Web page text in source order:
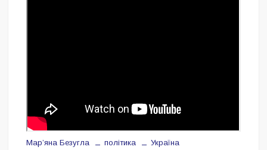
Марʼяна Безугла політика Україна